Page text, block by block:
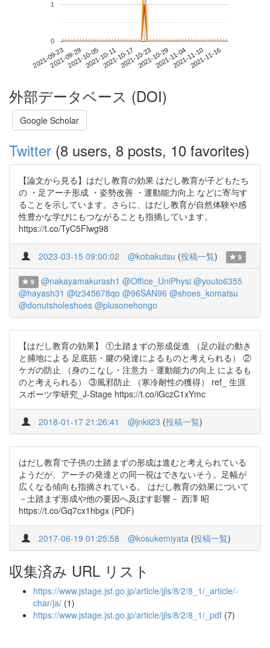
2021-09-232021-09-292021-10-052021-10-112021-10-172021-10-232021-10-292021-11-042021-11-102021-11-16
0
1
外部データベース (DOI)
Google Scholar
Twitter (8 users, 8 posts, 10 favorites)
【論文から見る】はだし教育の効果 はだし教育が子どもたち
の ・足アーチ形成 ・姿勢改善 ・運動能力向上 などに寄与す
ることを示しています。さらに、はだし教育が自然体験や感
性豊かな学びにもつながることも指摘しています。
https://t.co/TyC5Flwg98
2023-03-15 09:00:02 @kobakutsu (投稿一覧) 9
9 @nakayamakurash1 @Office_UniPhysi @youto6355
@hayash31 @lz345678qo @96SAN96 @shoes_komatsu
@donutsholeshoes @plusonehongo
【はだし教育の効果】 ①土踏まずの形成促進 （足の趾の動き
と捕地による 足底筋・腱の発達によるものと考えられる） ②
ケガの防止 （身のこなし・注意力・運動能力の向上 によるも
のと考えられる） ③風邪防止 （寒冷耐性の獲得） ref_ 生涯
スポーツ学研究_J-Stage https://t.co/iGczC1xYmc
2018-01-17 21:26:41 @jnkii23 (投稿一覧)
はだし教育で子供の土踏まずの形成は進むと考えられている
ようだが、アーチの発達との同一視はできないそう。足幅が
広くなる傾向も指摘されている。 はだし教育の効果について
－土踏まず形成や他の要因へ及ぼす影響－ 西澤 昭
https://t.co/Gq7cx1hbgx (PDF)
2017-06-19 01:25:58 @kosukemiyata (投稿一覧)
収集済み URL リスト
https://www.jstage.jst.go.jp/article/jjls/8/2/8_1/_article/-
char/ja/ (1)
https://www.jstage.jst.go.jp/article/jjls/8/2/8_1/_pdf (7)